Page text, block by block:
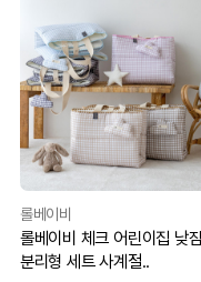
롤베이비
롤베이비 체크 어린이집 낮
분리형 세트 사계절..